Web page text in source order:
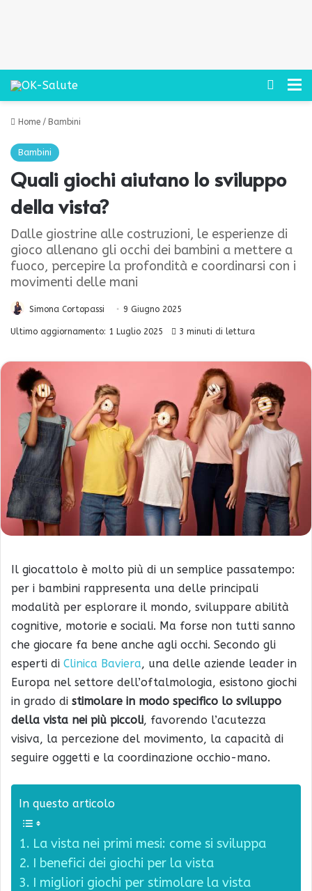
Cerca
Home / Bambini
Bambini
Quali giochi aiutano lo sviluppo
della vista?
Dalle giostrine alle costruzioni, le esperienze di
gioco allenano gli occhi dei bambini a mettere a
fuoco, percepire la profondità e coordinarsi con i
movimenti delle mani
Simona Cortopassi 9 Giugno 2025
Ultimo aggiornamento: 1 Luglio 2025 3 minuti di lettura
Il giocattolo è molto più di un semplice passatempo:
per i bambini rappresenta una delle principali
modalità per esplorare il mondo, sviluppare abilità
cognitive, motorie e sociali. Ma forse non tutti sanno
che giocare fa bene anche agli occhi. Secondo gli
esperti di Clinica Baviera, una delle aziende leader in
Europa nel settore dell’oftalmologia, esistono giochi
in grado di stimolare in modo specifico lo sviluppo
della vista nei più piccoli, favorendo l’acutezza
visiva, la percezione del movimento, la capacità di
seguire oggetti e la coordinazione occhio-mano.
In questo articolo
La vista nei primi mesi: come si sviluppa
I benefici dei giochi per la vista
I migliori giochi per stimolare la vista